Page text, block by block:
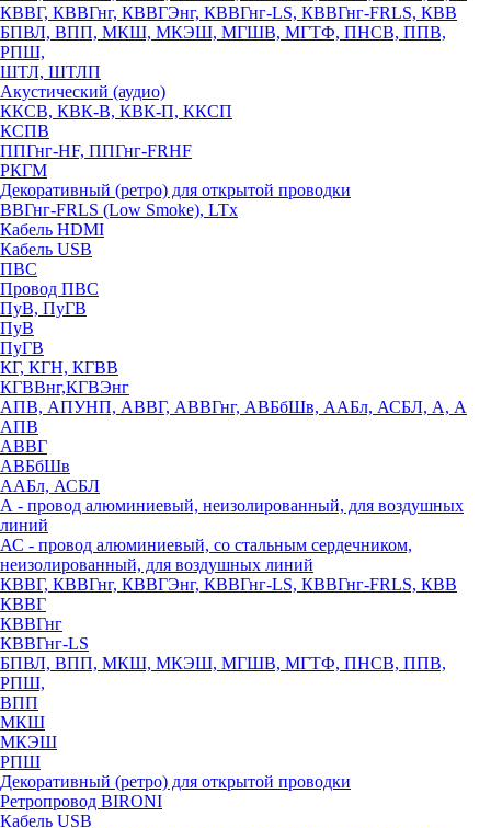
КВВГ, КВВГнг, КВВГЭнг, КВВГнг-LS, КВВГнг-FRLS, КВВ
БПВЛ, ВПП, МКШ, МКЭШ, МГШВ, МГТФ, ПНСВ, ППВ,
РПШ,
ШТЛ, ШТЛП
Акустический (аудио)
ККСВ, КВК-В, КВК-П, ККСП
КСПВ
ППГнг-HF, ППГнг-FRHF
РКГМ
Декоративный (ретро) для открытой проводки
ВВГнг-FRLS (Low Smoke), LTx
Кабель HDMI
Кабель USB
ПВС
Провод ПВС
ПуВ, ПуГВ
ПуВ
ПуГВ
КГ, КГН, КГВВ
КГВВнг,КГВЭнг
АПВ, АПУНП, АВВГ, АВВГнг, АВБбШв, ААБл, АСБЛ, А, А
АПВ
АВВГ
АВБбШв
ААБл, АСБЛ
А - провод алюминиевый, неизолированный, для воздушных
линий
АС - провод алюминиевый, со стальным сердечником,
неизолированный, для воздушных линий
КВВГ, КВВГнг, КВВГЭнг, КВВГнг-LS, КВВГнг-FRLS, КВВ
КВВГ
КВВГнг
КВВГнг-LS
БПВЛ, ВПП, МКШ, МКЭШ, МГШВ, МГТФ, ПНСВ, ППВ,
РПШ,
ВПП
МКШ
МКЭШ
РПШ
Декоративный (ретро) для открытой проводки
Ретропровод BIRONI
Кабель USB